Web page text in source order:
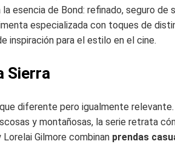
esencia de Bond: refinado, seguro de
especializada con toques de
inspiración para el estilo en el cine.
Sierra
diferente pero igualmente
y montañosas, la serie retrata
Gilmore combinan prendas